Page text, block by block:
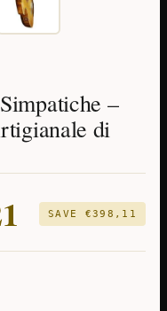
–
di
SAVE €398,11